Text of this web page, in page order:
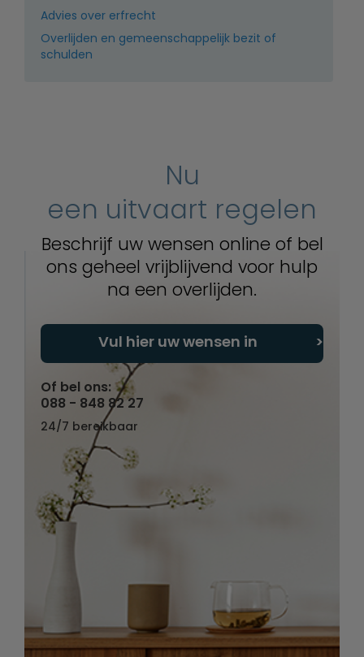
Advies over erfrecht
Overlijden en gemeenschappelijk bezit of
schulden
Nu
een uitvaart regelen
Beschrijf uw wensen online of bel
ons geheel vrijblijvend voor hulp
na een overlijden.
Vul hier uw wensen in
Of bel ons:
088 - 848 82 27
24/7 bereikbaar